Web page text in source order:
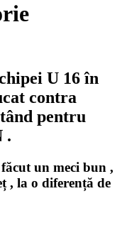
U 16 în
contra
pentru
.
un meci bun ,
, la o diferență de